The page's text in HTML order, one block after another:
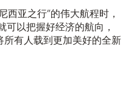
西亚之行”的伟大航程时，
以把握好经济的航向，
有人载到更加美好的全新